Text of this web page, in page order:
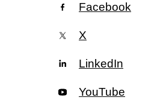
Facebook
X
LinkedIn
YouTube